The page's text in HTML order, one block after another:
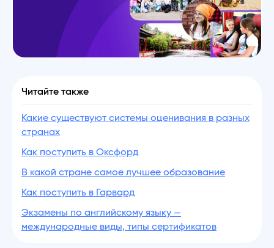
Читайте также
Какие существуют системы оценивания в разных
странах
Как поступить в Оксфорд
В какой стране самое лучшее образование
Как поступить в Гарвард
Экзамены по английскому языку —
международные виды, типы сертификатов